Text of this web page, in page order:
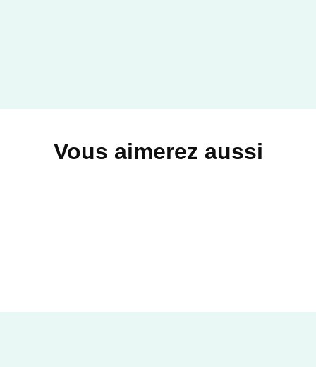
Vous aimerez aussi